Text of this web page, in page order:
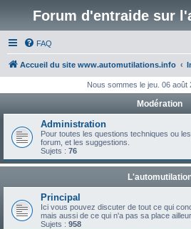
Forum d'entraide sur
FAQ
Accueil du site www.automutilations.info
Nous sommes le jeu. 06 août
Modération
Administration
Pour toutes les questions techniques ou
forum, et les suggestions.
Sujets : 76
Principal
Ici vous pouvez discuter de tout ce qui
mais aussi de ce qui n'a pas sa place
Sujets : 958